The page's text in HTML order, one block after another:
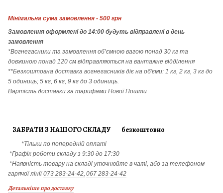
Мінімальна сума замовлення - 500 грн
Замовлення оформлені до 14:00 будуть відправлені в день
замовлення
*Вогнегасники та замовлення об’ємною вагою понад 30 кг та
довжиною понад 120 см відправляються на вантажне відділення
**Безкоштовна доставка вогнегасників діє на об'єми: 1 кг, 2 кг, 3 кг до
5 одиниць; 5 кг, 6 кг, 9 кг до 3 одиниць.
Вартість доставки за тарифами Нової Пошти
ЗАБРАТИ З НАШОГО СКЛАДУ безкоштовно
*Тільки по попередній оплаті
*Графік роботи складу з 9:30 до 17:30
*Наявність товару на складі уточнюйте в чаті, або за телефоном
гарячої лінії073 283-24-42, 067 283-24-42
Детальніше про доставку